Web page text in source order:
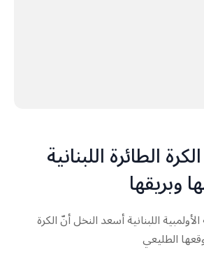
الطائرة اللبنانية
وبريقها
اللبنانية أسعد النخل أنّ الكرة
الطليعي